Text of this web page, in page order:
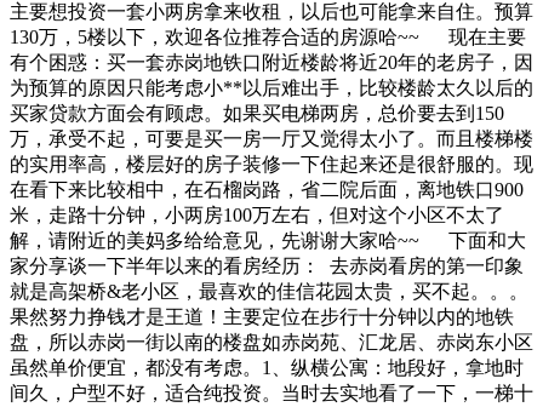
主要想投资一套小两房拿来收租，以后也可能拿来自住。预算
130万，5楼以下，欢迎各位推荐合适的房源哈~~ 现在主要
有个困惑：买一套赤岗地铁口附近楼龄将近20年的老房子，因
为预算的原因只能考虑小**以后难出手，比较楼龄太久以后的
买家贷款方面会有顾虑。如果买电梯两房，总价要去到150
万，承受不起，可要是买一房一厅又觉得太小了。而且楼梯楼
的实用率高，楼层好的房子装修一下住起来还是很舒服的。现
在看下来比较相中，在石榴岗路，省二院后面，离地铁口900
米，走路十分钟，小两房100万左右，但对这个小区不太了
解，请附近的美妈多给给意见，先谢谢大家哈~~ 下面和大
家分享谈一下半年以来的看房经历： 去赤岗看房的第一印象
就是高架桥&老小区，最喜欢的佳信花园太贵，买不起。。。
果然努力挣钱才是王道！主要定位在步行十分钟以内的地铁
盘，所以赤岗一街以南的楼盘如赤岗苑、汇龙居、赤岗东小区
虽然单价便宜，都没有考虑。1、纵横公寓：地段好，拿地时
间久，户型不好，适合纯投资。当时去实地看了一下，一梯十